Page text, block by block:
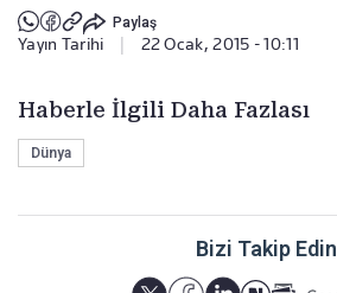
Paylaş
Yayın Tarihi 22 Ocak, 2015 - 10:11
Haberle İlgili Daha Fazlası
Dünya
Bizi Takip Edin